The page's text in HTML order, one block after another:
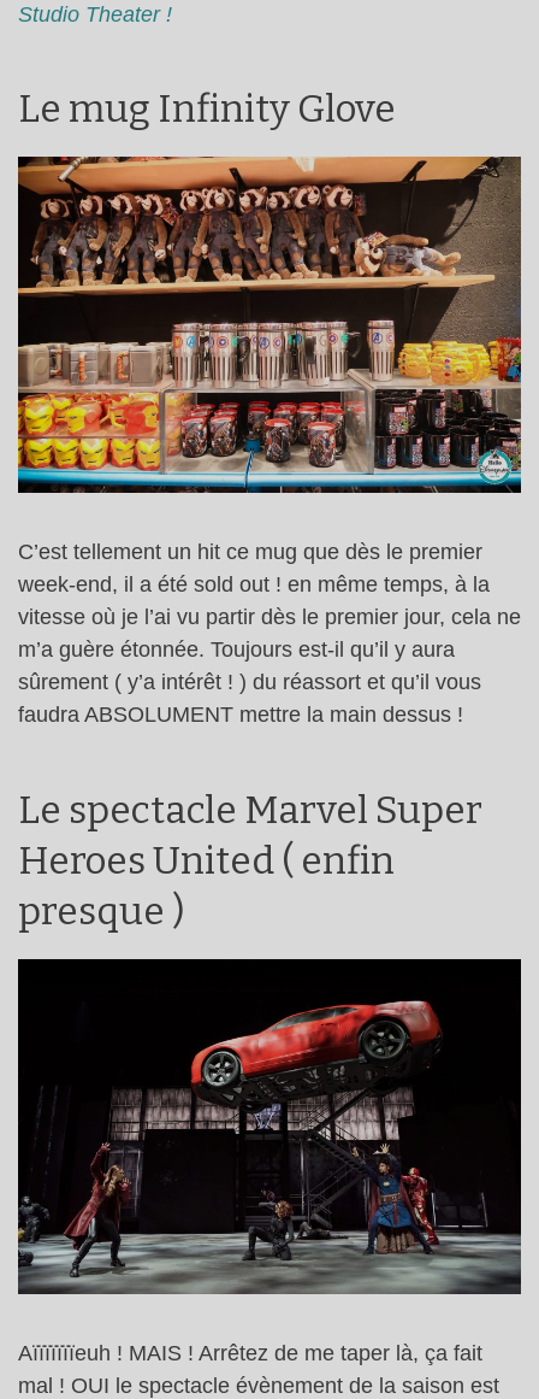
Studio Theater !
Le mug Infinity Glove
C’est tellement un hit ce mug que dès le premier
week-end, il a été sold out ! en même temps, à la
vitesse où je l’ai vu partir dès le premier jour, cela ne
m’a guère étonnée. Toujours est-il qu’il y aura
sûrement ( y’a intérêt ! ) du réassort et qu’il vous
faudra ABSOLUMENT mettre la main dessus !
Le spectacle Marvel Super
Heroes United ( enfin
presque )
Aïïïïïïïeuh ! MAIS ! Arrêtez de me taper là, ça fait
mal ! OUI le spectacle évènement de la saison est